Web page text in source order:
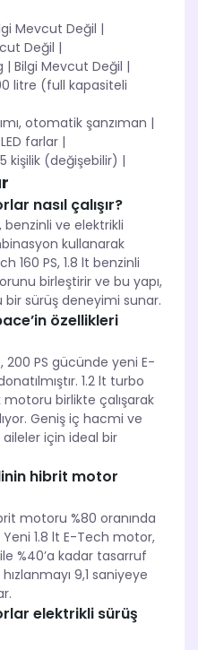
Mevcut Değil |
Değil |
| Bilgi Mevcut Değil |
litre (full kapasiteli
otomatik şanzıman |
farlar |
kişilik (değişebilir) |
nasıl çalışır?
ve elektrikli
kullanarak
160 PS, 1.8 lt benzinli
birleştirir ve bu yapı,
sürüş deneyimi sunar.
özellikleri
200 PS gücünde yeni E-
1.2 lt turbo
birlikte çalışarak
Geniş iç hacmi ve
için ideal bir
hibrit motor
motoru %80 oranında
1.8 lt E-Tech motor,
%40’a kadar tasarruf
9,1 saniyeye
elektrikli sürüş